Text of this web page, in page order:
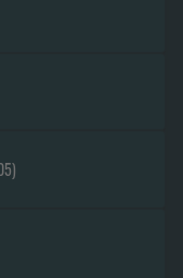
)